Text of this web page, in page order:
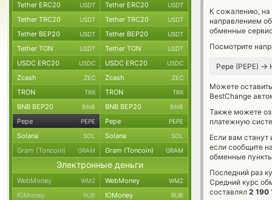
К сожалению, на
направлением
обменные
Посмотрите
Pepe (PEPE) →
Можете
BestChange
Также можете
платежную
Если вам
если сообщите
обменные
Последний раз
Средний курс
составлял 2 190
Tether ERC20 USDT Tether ERC20 USDT
Tether TRC20 USDT Tether TRC20 USDT
Tether BEP20 USDT Tether BEP20 USDT
Tether TON USDT Tether TON USDT
USDC ERC20 USDC USDC ERC20 USDC
Zcash ZEC Zcash ZEC
TRON TRX TRON TRX
BNB BEP20 BNB BNB BEP20 BNB
Pepe PEPE Pepe PEPE
Solana SOL Solana SOL
Gram (Toncoin) GRAM Gram (Toncoin) GRAM
Электронные деньги
WebMoney WMZ WebMoney WMZ
ЮMoney RUB ЮMoney RUB